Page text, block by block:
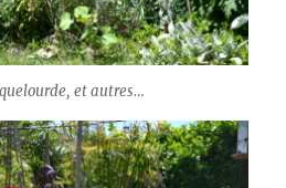
et autres…